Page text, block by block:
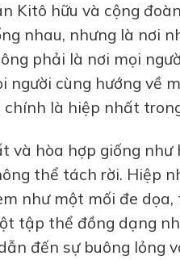
Kitô hữu và cộng
nhau, nhưng là nơi
phải là nơi mọi
người cùng hướng về
chính là hiệp nhất
và hòa hợp giống
thể tách rời. Hiệp
như một mối đe
tập thể đồng dạng
đến sự buông lỏng